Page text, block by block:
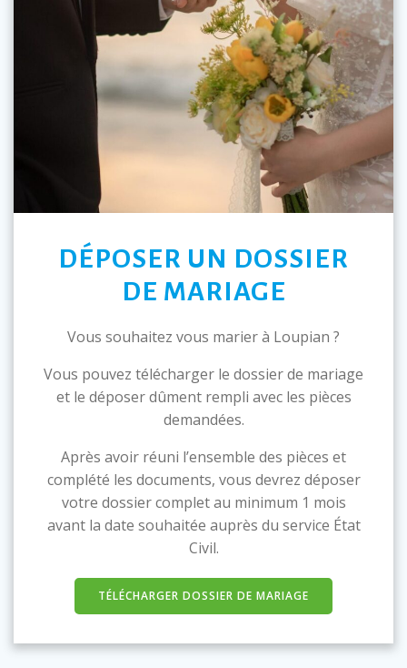
DÉPOSER UN DOSSIER
DE MARIAGE
Vous souhaitez vous marier à Loupian ?
Vous pouvez télécharger le dossier de mariage
et le déposer dûment rempli avec les pièces
demandées.
Après avoir réuni l’ensemble des pièces et
complété les documents, vous devrez déposer
votre dossier complet au minimum 1 mois
avant la date souhaitée auprès du service État
Civil.
TÉLÉCHARGER DOSSIER DE MARIAGE